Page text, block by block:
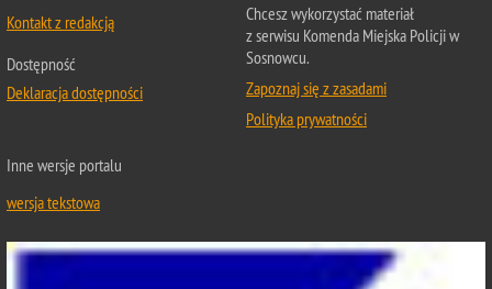
Kontakt z redakcją
Dostępność
Deklaracja dostępności
Chcesz wykorzystać materiał
z serwisu Komenda Miejska Policji w
Sosnowcu.
Zapoznaj się z zasadami
Polityka prywatności
Inne wersje portalu
wersja tekstowa